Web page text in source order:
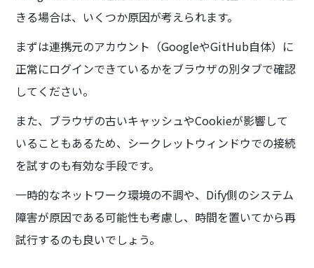
きる場合は、いくつか原因が考えられます。
まずは連携元のアカウント（GoogleやGitHub自体）に
正常にログインできているかをブラウザの別タブで確認
してください。
また、ブラウザの古いキャッシュやCookieが影響して
いることもあるため、シークレットウィンドウでの接続
を試すのも有効な手段です。
一時的なネットワーク環境の不調や、Dify側のシステム
障害が原因である可能性も考慮し、時間を置いてから再
試行するのも良いでしょう。